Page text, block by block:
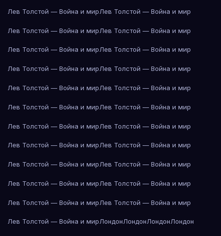
Лев Толстой — Война и мирЛев Толстой — Война и мир
Лев Толстой — Война и мирЛев Толстой — Война и мир
Лев Толстой — Война и мирЛев Толстой — Война и мир
Лев Толстой — Война и мирЛев Толстой — Война и мир
Лев Толстой — Война и мирЛев Толстой — Война и мир
Лев Толстой — Война и мирЛев Толстой — Война и мир
Лев Толстой — Война и мирЛев Толстой — Война и мир
Лев Толстой — Война и мирЛев Толстой — Война и мир
Лев Толстой — Война и мирЛев Толстой — Война и мир
Лев Толстой — Война и мирЛев Толстой — Война и мир
Лев Толстой — Война и мирЛев Толстой — Война и мир
Лев Толстой — Война и мирЛондонЛондонЛондонЛондон